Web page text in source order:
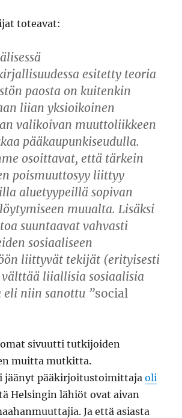
toteavat:
esitetty teoria
paosta on kuitenkin
liian yksioikoinen
valikoivan muuttoliikkeen
pääkaupunkiseudulla.
osoittavat, että tärkein
poismuuttosyy liittyy
aluetyypeillä sopivan
muualta. Lisäksi
suuntaavat vahvasti
sosiaaliseen
liittyvät tekijät (erityisesti
liiallisia sosiaalisia
eli niin sanottu ”social
sivuutti tutkijoiden
muitta mutkitta.
jäänyt pääkirjoitustoimittajaoli
Helsingin lähiöt ovat aivan
Ja että asiasta